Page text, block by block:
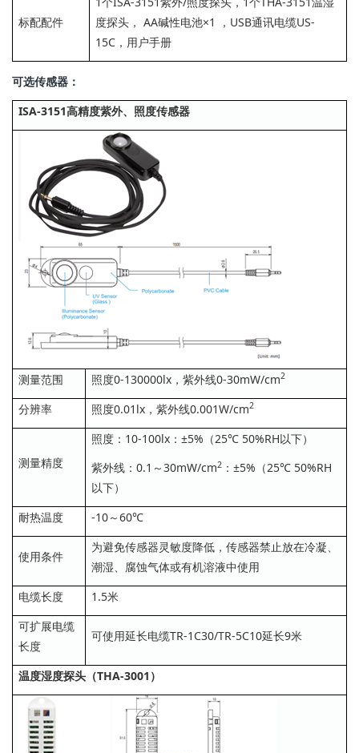
标配配件
度探头， AA碱性电池×1 ，USB通讯电缆US-
15C，用户手册
可选传感器：
ISA-3151高精度紫外、照度传感器
测量范围 照度0-130000lx，紫外线0-30mW/cm2
分辨率 照度0.01lx，紫外线0.001W/cm2
测量精度
照度：10-100lx：±5%（25℃ 50%RH以下）
紫外线：0.1～30mW/cm2 ：±5%（25℃ 50%RH
以下）
耐热温度
-10～60℃
使用条件
为避免传感器灵敏度降低，传感器禁止放在冷凝、
潮湿、腐蚀气体或有机溶液中使用
电缆长度
1.5米
可扩展电缆
长度
可使用延长电缆TR-1C30/TR-5C10延长9米
温度湿度探头（THA-3001）